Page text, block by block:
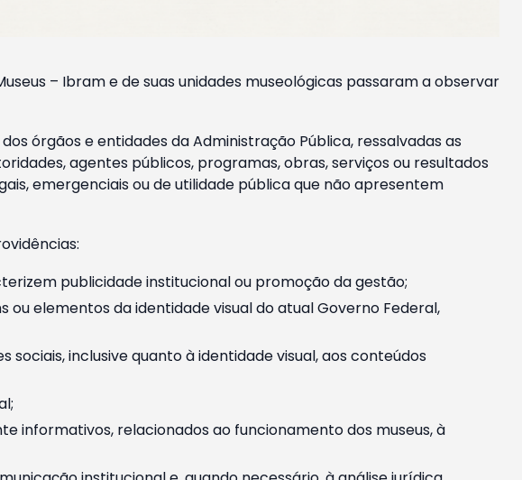
– Ibram e de suas unidades museológicas passaram a observar
órgãos e entidades da Administração Pública, ressalvadas as
agentes públicos, programas, obras, serviços ou resultados
emergenciais ou de utilidade pública que não apresentem
publicidade institucional ou promoção da gestão;
elementos da identidade visual do atual Governo Federal,
inclusive quanto à identidade visual, aos conteúdos
informativos, relacionados ao funcionamento dos museus, à